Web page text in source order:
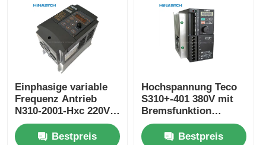
Einphasige variable
Frequenz Antrieb
N310-2001-Hxc 220V
0,75kw VFD Antrieb
Teco
Bestpreis
Hochspannung Teco
S310+-401 380V mit
Bremsfunktion
/402/403/405-H3bcdc
Bestpreis